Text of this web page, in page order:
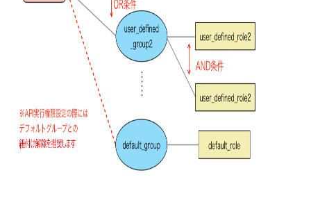
- クラウド / サーバー
- Flexible InterConnect
- Flexible Remote Access
- vUTM2